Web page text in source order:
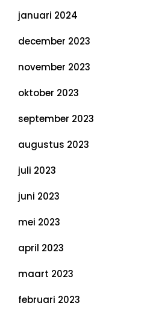
januari 2024
december 2023
november 2023
oktober 2023
september 2023
augustus 2023
juli 2023
juni 2023
mei 2023
april 2023
maart 2023
februari 2023